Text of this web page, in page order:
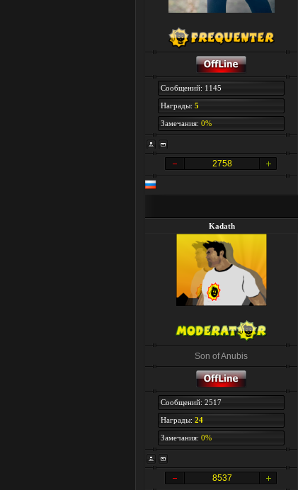
Сообщений: 1145
Награды: 5
Замечания: 0%
2758
Kadath
Son of Anubis
Сообщений: 2517
Награды: 24
Замечания: 0%
8537